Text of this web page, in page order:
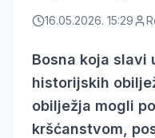
16.05.2026. 15:29
Bosna koja slavi
historijskih
obilježja mogli
kršćanstvom,